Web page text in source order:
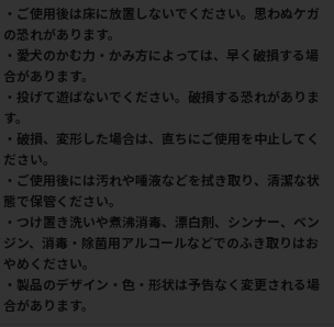
・ご使用後は床に放置しないでください。思わぬケガ
の恐れがあります。
・愛犬のかむ力・かみ方によっては、早く破損する場
合があります。
・投げて遊ばないでください。破損する恐れがありま
す。
・破損、変形した場合は、直ちにご使用を中止してく
ださい。
・ご使用後には汚れや唾液などを拭き取り、清潔な状
態で保管ください。
・つけ置き洗いや煮沸消毒、漂白剤、シンナー、ベン
ジン、消毒・除菌用アルコールなどでのふき取りはお
やめください。
・製品のデザイン・色・形状は予告なく変更される場
合があります。